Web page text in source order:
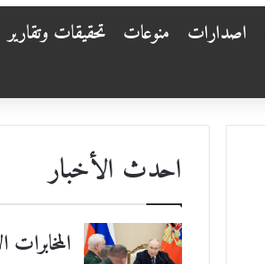
اصدارات منوعات تحقيقات وتقارير
احدث الأخبار